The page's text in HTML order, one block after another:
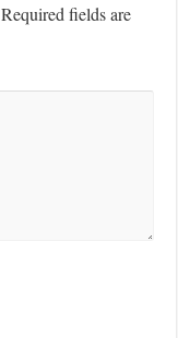
Required fields are